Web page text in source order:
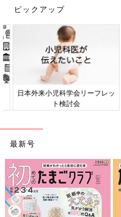
ピックアップ
日本外来小児科学会リーフレッ
ト検討会
最新号